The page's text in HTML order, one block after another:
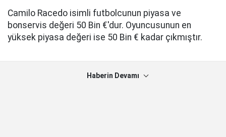
Camilo Racedo isimli futbolcunun piyasa ve
bonservis değeri 50 Bin €'dur. Oyuncusunun en
yüksek piyasa değeri ise 50 Bin € kadar çıkmıştır.
Haberin Devamı